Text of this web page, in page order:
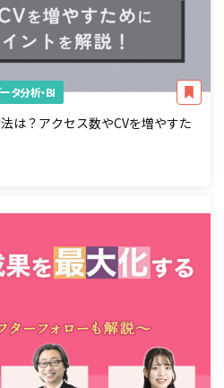
タ分析・BI
は？アクセス数やCVを増やすた